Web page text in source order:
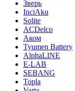
Зверь
InciAku
Solite
ACDelco
Аком
Tyumen Battery
AlphaLINE
E-LAB
SEBANG
Topla